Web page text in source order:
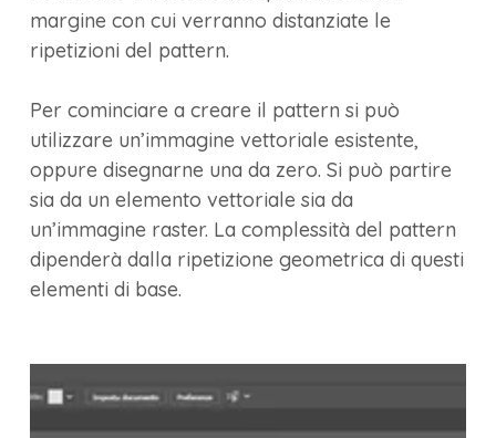
margine con cui verranno distanziate le
ripetizioni del pattern.
Per cominciare a creare il pattern si può
utilizzare un’immagine vettoriale esistente,
oppure disegnarne una da zero. Si può partire
sia da un elemento vettoriale sia da
un’immagine raster. La complessità del pattern
dipenderà dalla ripetizione geometrica di questi
elementi di base.